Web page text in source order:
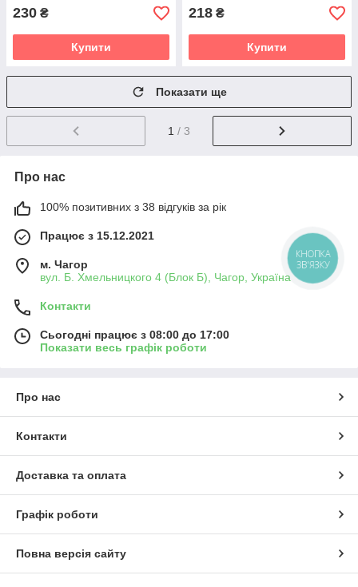
230 ₴
Купити
218 ₴
Купити
Показати ще
1 / 3
Про нас
100% позитивних з 38 відгуків за рік
Працює з 15.12.2021
м. Чагор
вул. Б. Хмельницкого 4 (Блок Б), Чагор, Україна
Контакти
Сьогодні працює з 08:00 до 17:00
Показати весь графік роботи
Про нас
Контакти
Доставка та оплата
Графік роботи
Повна версія сайту
КНОПКА
ЗВ'ЯЗКУ